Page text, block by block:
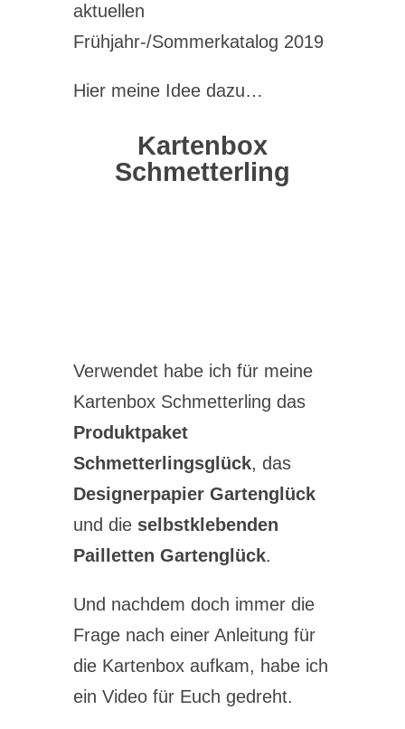
aktuellen
Frühjahr-/Sommerkatalog 2019
Hier meine Idee dazu…
Kartenbox
Schmetterling
Verwendet habe ich für meine
Kartenbox Schmetterling das
Produktpaket
Schmetterlingsglück, das
Designerpapier Gartenglück
und die selbstklebenden
Pailletten Gartenglück.
Und nachdem doch immer die
Frage nach einer Anleitung für
die Kartenbox aufkam, habe ich
ein Video für Euch gedreht.